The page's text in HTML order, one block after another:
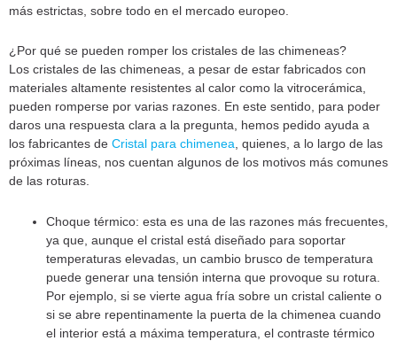
más estrictas, sobre todo en el mercado europeo.
¿Por qué se pueden romper los cristales de las chimeneas?
Los cristales de las chimeneas, a pesar de estar fabricados con
materiales altamente resistentes al calor como la vitrocerámica,
pueden romperse por varias razones. En este sentido, para poder
daros una respuesta clara a la pregunta, hemos pedido ayuda a
los fabricantes de Cristal para chimenea , quienes, a lo largo de las
próximas líneas, nos cuentan algunos de los motivos más comunes
de las roturas.
Choque térmico: esta es una de las razones más frecuentes,
ya que, aunque el cristal está diseñado para soportar
temperaturas elevadas, un cambio brusco de temperatura
puede generar una tensión interna que provoque su rotura.
Por ejemplo, si se vierte agua fría sobre un cristal caliente o
si se abre repentinamente la puerta de la chimenea cuando
el interior está a máxima temperatura, el contraste térmico